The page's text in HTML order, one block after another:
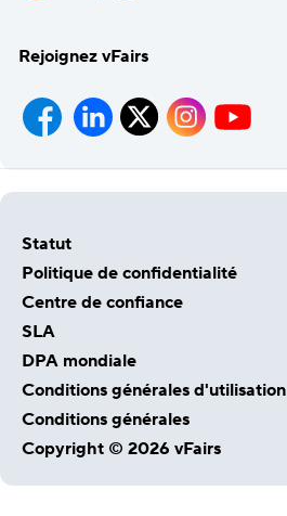
Rejoignez vFairs
Copyright © 2026 vFairs
Statut
Politique de confidentialité
Centre de confiance
SLA
DPA mondiale
Conditions générales d'utilisation
Conditions générales